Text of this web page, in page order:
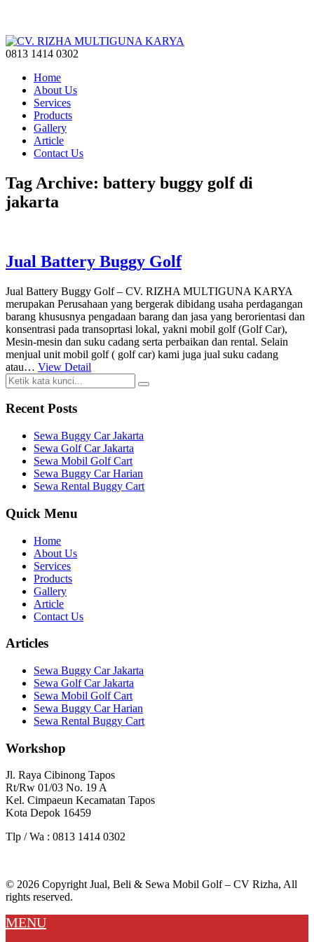
0813 1414 0302
Home
About Us
Services
Products
Gallery
Article
Contact Us
Tag Archive: battery buggy golf di
jakarta
Jual Battery Buggy Golf
Jual Battery Buggy Golf – CV. RIZHA MULTIGUNA KARYA
merupakan Perusahaan yang bergerak dibidang usaha perdagangan
barang khususnya pengadaan barang dan jasa yang berorientasi dan
konsentrasi pada transoprtasi lokal, yakni mobil golf (Golf Car),
Mesin-mesin dan suku cadang serta perbaikan dan rental. Selain
menjual unit mobil golf ( golf car) kami juga jual suku cadang
atau… View Detail
Recent Posts
Sewa Buggy Car Jakarta
Sewa Golf Car Jakarta
Sewa Mobil Golf Cart
Sewa Buggy Car Harian
Sewa Rental Buggy Cart
Quick Menu
Home
About Us
Services
Products
Gallery
Article
Contact Us
Articles
Sewa Buggy Car Jakarta
Sewa Golf Car Jakarta
Sewa Mobil Golf Cart
Sewa Buggy Car Harian
Sewa Rental Buggy Cart
Workshop
Jl. Raya Cibinong Tapos
Rt/Rw 01/03 No. 19 A
Kel. Cimpaeun Kecamatan Tapos
Kota Depok 16459
Tlp / Wa : 0813 1414 0302
© 2026 Copyright Jual, Beli & Sewa Mobil Golf – CV Rizha, All
rights reserved.
MENU